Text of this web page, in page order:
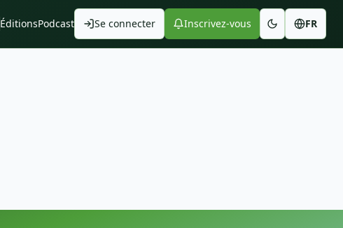
ÉditionsPodcast Se connecter Inscrivez-vous FR